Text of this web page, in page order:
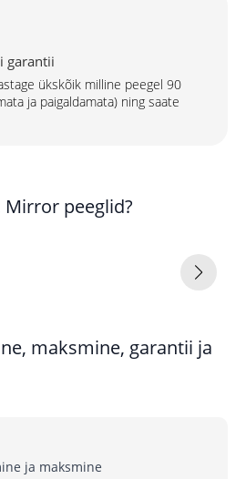
garantii
ükskõik milline peegel 90
ja paigaldamata) ning saate
peeglid?
maksmine, garantii ja
ja maksmine